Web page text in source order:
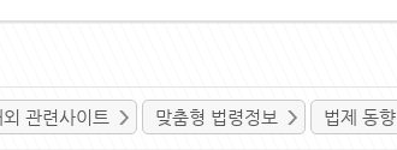
관련사이트 맞춤형 법령정보 법제 동향